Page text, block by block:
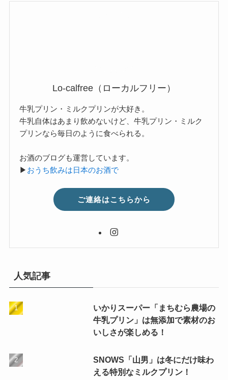
Lo-calfree（ローカルフリー）
牛乳プリン・ミルクプリンが大好き。
牛乳自体はあまり飲めないけど、牛乳プリン・ミルク
プリンなら毎日のように食べられる。
お酒のブログも運営しています。
▶ おうち飲みは日本のお酒で
ご連絡はこちらから
人気記事
いかりスーパー「まちむら農場の
牛乳プリン」は無添加で素材のお
いしさが楽しめる！
SNOWS「山男」は冬にだけ味わ
える特別なミルクプリン！